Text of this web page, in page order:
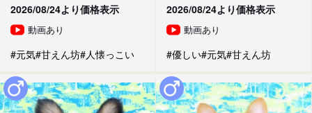
2026/08/24より価格表示
動画あり
#元気#甘えん坊#人懐っこい
2026/08/24より価格表示
動画あり
#優しい#元気#甘えん坊